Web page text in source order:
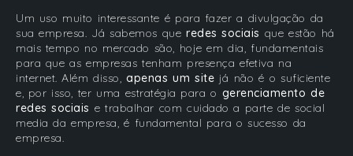
Um uso muito interessante é para fazer a divulgação da
sua empresa. Já sabemos que redes sociais que estão há
mais tempo no mercado são, hoje em dia, fundamentais
para que as empresas tenham presença efetiva na
internet. Além disso,apenas um site já não é o suficiente
e, por isso, ter uma estratégia para o gerenciamento de
redes sociais e trabalhar com cuidado a parte de social
media da empresa, é fundamental para o sucesso da
empresa.